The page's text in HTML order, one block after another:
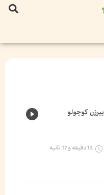
پیرزن کوچولو
12 دقیقه و 17 ثانیه